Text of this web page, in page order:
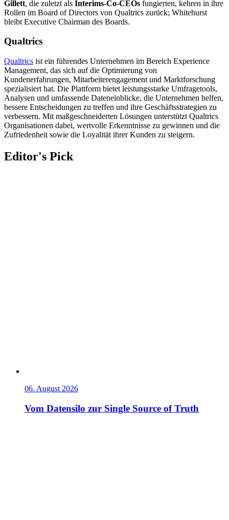
Gillett, die zuletzt als Interims-Co-CEOs fungierten, kehren in ihre
Rollen im Board of Directors von Qualtrics zurück; Whitehurst
bleibt Executive Chairman des Boards.
Qualtrics
Qualtrics ist ein führendes Unternehmen im Bereich Experience
Management, das sich auf die Optimierung von
Kundenerfahrungen, Mitarbeiterengagement und Marktforschung
spezialisiert hat. Die Plattform bietet leistungsstarke Umfragetools,
Analysen und umfassende Dateneinblicke, die Unternehmen helfen,
bessere Entscheidungen zu treffen und ihre Geschäftsstrategien zu
verbessern. Mit maßgeschneiderten Lösungen unterstützt Qualtrics
Organisationen dabei, wertvolle Erkenntnisse zu gewinnen und die
Zufriedenheit sowie die Loyalität ihrer Kunden zu steigern.
Editor's Pick
06. August 2026
Vom Datensilo zur Single Source of Truth